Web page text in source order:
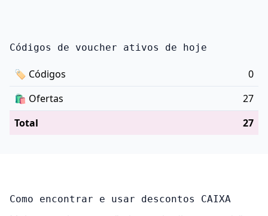
Códigos de voucher ativos de hoje
🏷 Códigos
0
🛍️ Ofertas
27
Total
27
Como encontrar e usar descontos CAIXA